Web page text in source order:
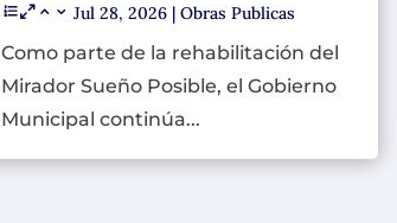
Jul 28, 2026 |Obras Publicas
Como parte de la rehabilitación del
Mirador Sueño Posible, el Gobierno
Municipal continúa...